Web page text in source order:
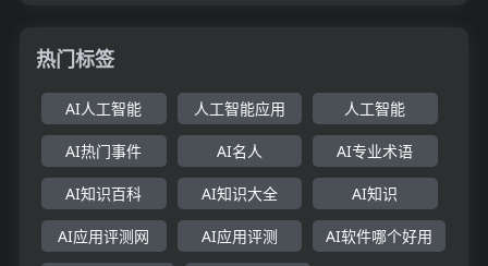
热门标签
AI人工智能 人工智能应用 人工智能
AI热门事件 AI名人 AI专业术语
AI知识百科 AI知识大全 AI知识
AI应用评测网 AI应用评测 AI软件哪个好用